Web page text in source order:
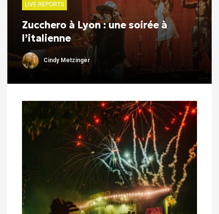
LIVE REPORTS
Zucchero à Lyon : une soirée à
l’italienne
Cindy Metzinger